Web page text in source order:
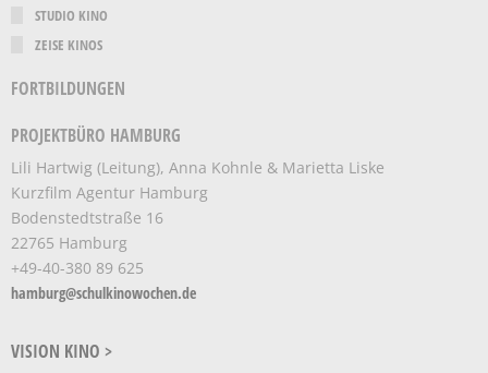
STUDIO KINO
ZEISE KINOS
FORTBILDUNGEN
PROJEKTBÜRO HAMBURG
Lili Hartwig (Leitung), Anna Kohnle & Marietta Liske
Kurzfilm Agentur Hamburg
Bodenstedtstraße 16
22765 Hamburg
+49-40-380 89 625
hamburg@schulkinowochen.de
VISION KINO >